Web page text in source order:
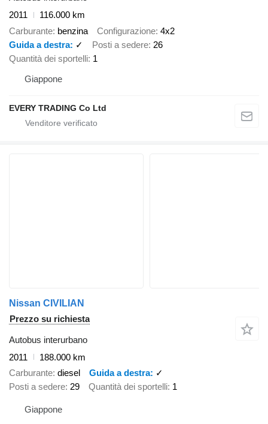
2011
116.000 km
Carburante benzina Configurazione 4x2
Guida a destra
✓ Posti a sedere 26
Quantità dei sportelli 1
Giappone
EVERY TRADING Co Ltd
Nissan CIVILIAN
Prezzo su richiesta
Autobus interurbano
2011
188.000 km
Carburante diesel Guida a destra
✓
Posti a sedere 29 Quantità dei sportelli 1
Giappone